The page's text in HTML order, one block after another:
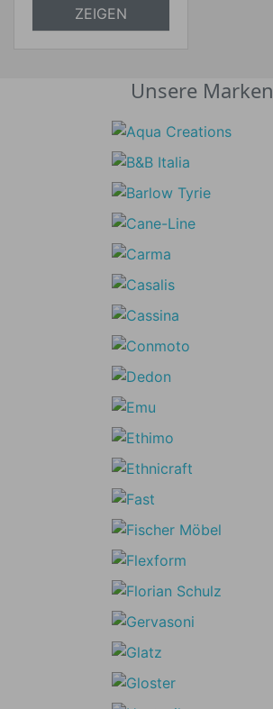
versandkostenfrei
ZEIGEN
Unsere Marken